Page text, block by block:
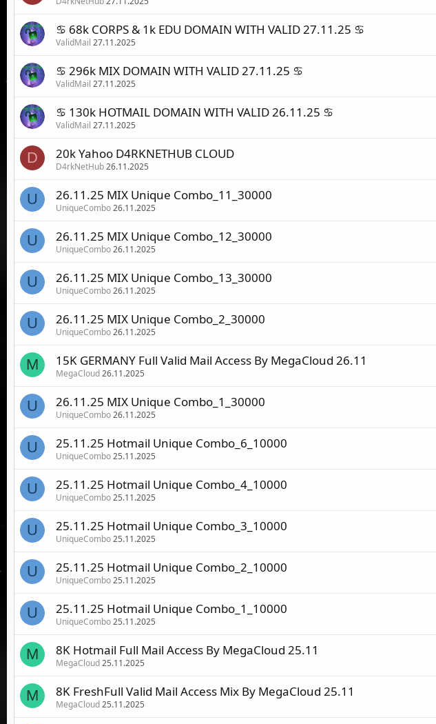
♋ 68k CORPS & 1k EDU DOMAIN WITH VALID 27.11.25 ♋
ValidMail 27.11.2025
♋ 296k MIX DOMAIN WITH VALID 27.11.25 ♋
ValidMail 27.11.2025
♋ 130k HOTMAIL DOMAIN WITH VALID 26.11.25 ♋
ValidMail 27.11.2025
D 20k Yahoo D4RKNETHUB CLOUD
D4rkNetHub26.11.2025
U 26.11.25 MIX Unique Combo_11_30000
UniqueCombo26.11.2025
U 26.11.25 MIX Unique Combo_12_30000
UniqueCombo26.11.2025
U 26.11.25 MIX Unique Combo_13_30000
UniqueCombo26.11.2025
U 26.11.25 MIX Unique Combo_2_30000
UniqueCombo26.11.2025
M 15K GERMANY Full Valid Mail Access By MegaCloud 26.11
MegaCloud26.11.2025
U 26.11.25 MIX Unique Combo_1_30000
UniqueCombo26.11.2025
U 25.11.25 Hotmail Unique Combo_6_10000
UniqueCombo25.11.2025
U 25.11.25 Hotmail Unique Combo_4_10000
UniqueCombo25.11.2025
U 25.11.25 Hotmail Unique Combo_3_10000
UniqueCombo25.11.2025
U 25.11.25 Hotmail Unique Combo_2_10000
UniqueCombo25.11.2025
U 25.11.25 Hotmail Unique Combo_1_10000
UniqueCombo25.11.2025
M 8K Hotmail Full Mail Access By MegaCloud 25.11
MegaCloud25.11.2025
M 8K FreshFull Valid Mail Access Mix By MegaCloud 25.11
MegaCloud25.11.2025